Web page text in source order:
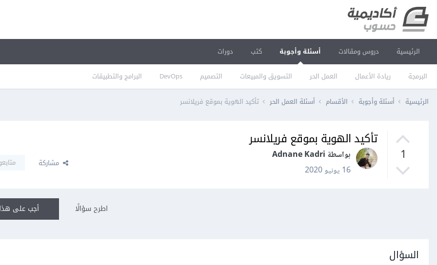
الرئيسية دروس ومقالات أسئلة وأجوبة
البرمجة ريادة الأعمال العمل الحر التسويق والمبيعات التصميم DevOps البرامج والتطبيقات
كتب دورات
الرئيسية أسئلة وأجوبة الأقسام أسئلة العمل الحر تأكيد الهوية بموقع فريلانسر
1
تأكيد الهوية بموقع فريلانسر
بواسطة Adnane Kadri
16 يونيو 2020
مشاركة
أجب على اطرح سؤالًا
السؤال